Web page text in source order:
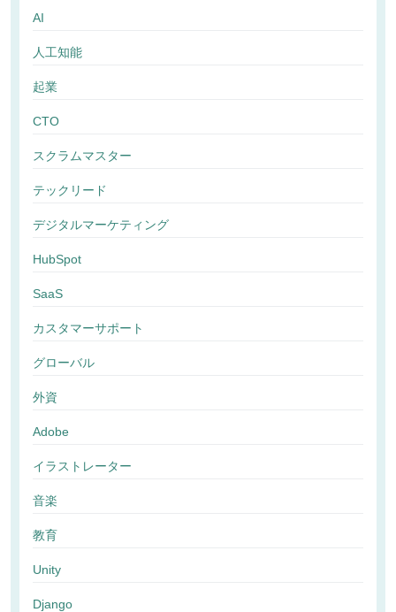
AI
人工知能
起業
CTO
スクラムマスター
テックリード
デジタルマーケティング
HubSpot
SaaS
カスタマーサポート
グローバル
外資
Adobe
イラストレーター
音楽
教育
Unity
Django